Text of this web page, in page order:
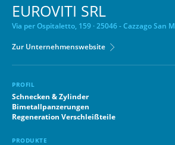
EUROVITI SRL
Zur Unternehmenswebsite
PROFIL
Schnecken & Zylinder
Bimetallpanzerungen
Regeneration Verschleißteile
PRODUKTE